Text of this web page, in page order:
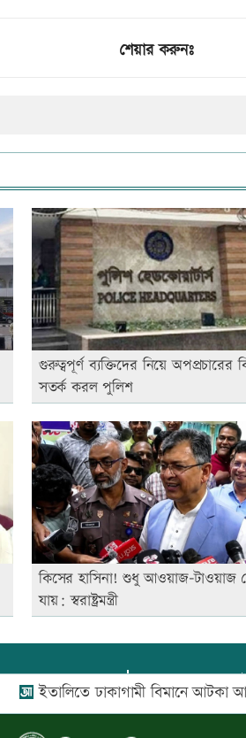
শেয়ার করুনঃ
গুরুত্বপূর্ণ ব্যক্তিদের নিয়ে অপপ্রচারের
সতর্ক করল পুলিশ
কিসের হাসিনা! শুধু আওয়াজ-টাওয়াজ
যায়: স্বরাষ্ট্রমন্ত্রী
সি-
ঢাকাগামী বিমানে আটকা আড়াই